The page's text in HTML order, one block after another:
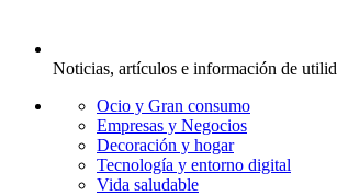
Noticias, artículos e información de
Ocio y Gran consumo
Empresas y Negocios
Decoración y hogar
Tecnología y entorno digital
Vida saludable